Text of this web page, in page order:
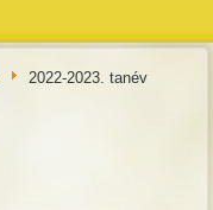
2022-2023. tanév